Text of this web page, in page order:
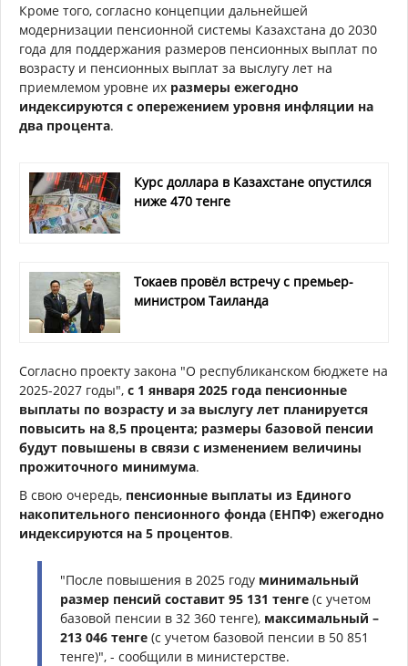
Кроме того, согласно концепции дальнейшей
модернизации пенсионной системы Казахстана до 2030
года для поддержания размеров пенсионных выплат по
возрасту и пенсионных выплат за выслугу лет на
приемлемом уровне их размеры ежегодно
индексируются с опережением уровня инфляции на
два процента.
Курс доллара в Казахстане опустился
ниже 470 тенге
Токаев провёл встречу с премьер-
министром Таиланда
Согласно проекту закона "О республиканском бюджете на
2025-2027 годы", с 1 января 2025 года пенсионные
выплаты по возрасту и за выслугу лет планируется
повысить на 8,5 процента; размеры базовой пенсии
будут повышены в связи с изменением величины
прожиточного минимума.
В свою очередь, пенсионные выплаты из Единого
накопительного пенсионного фонда (ЕНПФ) ежегодно
индексируются на 5 процентов.
"После повышения в 2025 году минимальный
размер пенсий составит 95 131 тенге (с учетом
базовой пенсии в 32 360 тенге), максимальный –
213 046 тенге (с учетом базовой пенсии в 50 851
тенге)", - сообщили в министерстве.